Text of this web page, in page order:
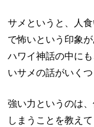
サメというと、人
で怖いという印象が
ハワイ神話の中に
いサメの話がいく
強い力というのは
しまうことを教え